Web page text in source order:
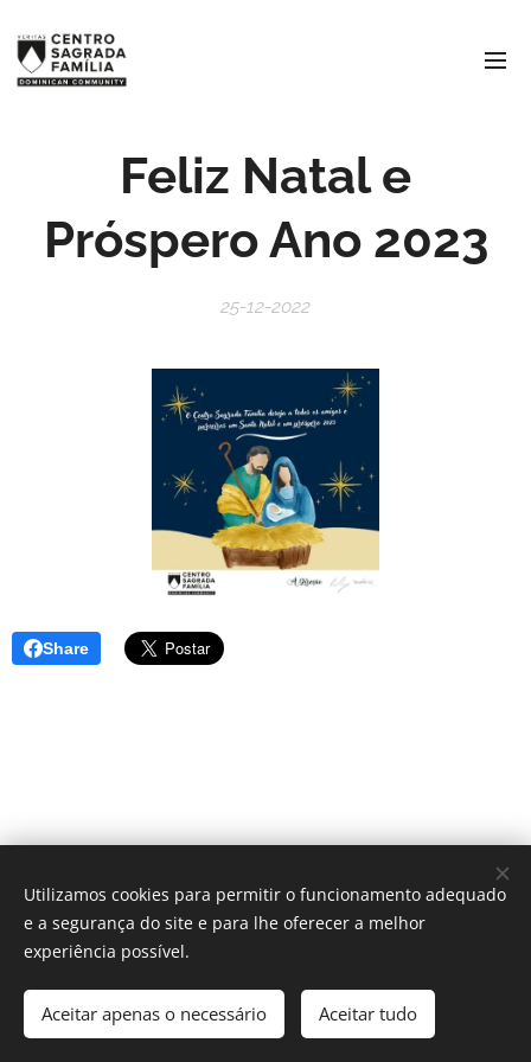
Feliz Natal e
Próspero Ano 2023
25-12-2022
Share
Cookies
Utilizamos cookies para permitir o funcionamento adequado
e a segurança do site e para lhe oferecer a melhor
experiência possível.
Aceitar apenas o necessário Aceitar tudo